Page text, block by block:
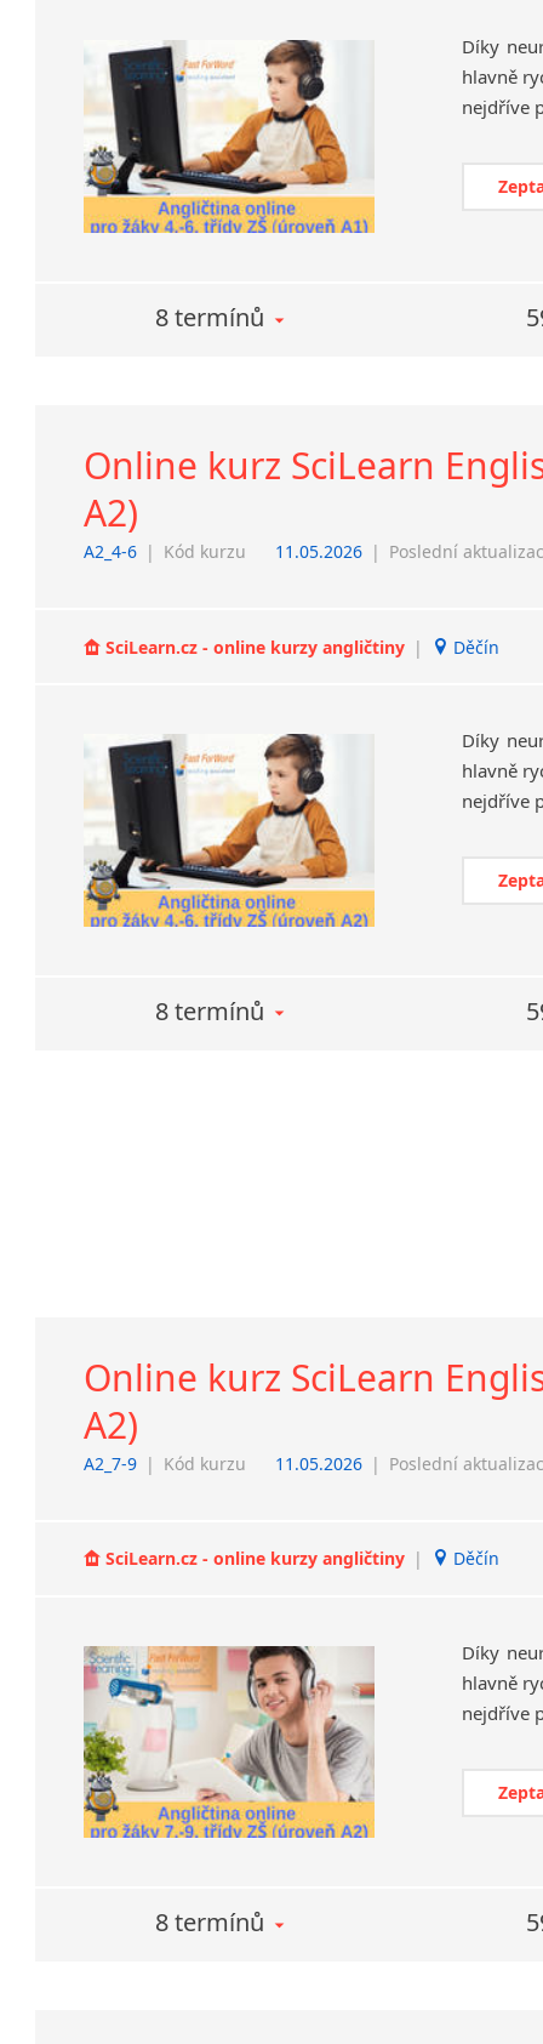
Díky
hlavně
8 termínů
Online kurz SciLearn
A2)
A2_4-6 | Kód kurzu 11.05.2026 | Poslední
SciLearn.cz - online kurzy angličtiny | Děčín
Díky
hlavně
8 termínů
Online kurz SciLearn
A2)
A2_7-9 | Kód kurzu 11.05.2026 | Poslední
SciLearn.cz - online kurzy angličtiny | Děčín
Díky
hlavně
8 termínů